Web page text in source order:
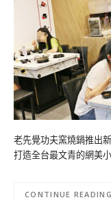
老先覺功夫窯燒鍋推出
打造全台最文青的網美
CONTINUE READING